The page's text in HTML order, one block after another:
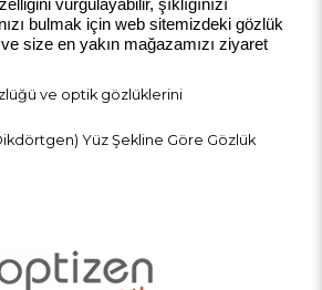
vurgulayabilir, şıklığınızı
bulmak için web sitemizdeki gözlük
size en yakın mağazamızı ziyaret
ve optik gözlüklerini
Yüz Şekline Göre Gözlük